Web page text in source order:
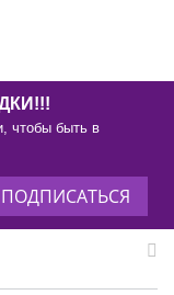
чтобы быть в
ПОДПИСАТЬСЯ